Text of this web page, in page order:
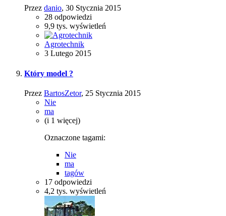
Przez danio, 30 Stycznia 2015
28 odpowiedzi
9,9 tys. wyświetleń
Agrotechnik
3 Lutego 2015
Który model ?
Przez BartosZetor, 25 Stycznia 2015
Nie
ma
(i 1 więcej)
Oznaczone tagami:
Nie
ma
tagów
17 odpowiedzi
4,2 tys. wyświetleń